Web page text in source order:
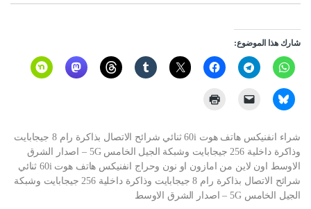
شارك هذا الموضوع:
شراء انفنيكس هاتف هوت 60i ثنائي شرائح الاتصال بذاكرة رام 8 جيجابايت
وذاكرة داخلية 256 جيجابايت وشبكة الجيل الخامس 5G – اصدار الشرق
الاوسط اون لاين من امازون او نون وحراج انفنيكس هاتف هوت 60i ثنائي
شرائح الاتصال بذاكرة رام 8 جيجابايت وذاكرة داخلية 256 جيجابايت وشبكة
الجيل الخامس 5G – اصدار الشرق الاوسط